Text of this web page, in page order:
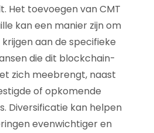
Het toevoegen van CMT
kan een manier zijn om
aan de specifieke
die dit blockchain-
zich meebrengt, naast
of opkomende
Diversificatie kan helpen
evenwichtiger en